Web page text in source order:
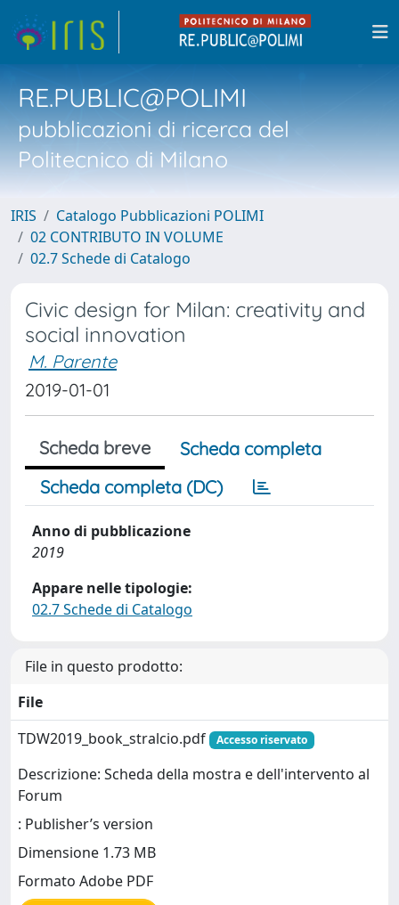
RE.PUBLIC@POLIMI
pubblicazioni di ricerca del
Politecnico di Milano
IRIS
Catalogo Pubblicazioni POLIMI
02 CONTRIBUTO IN VOLUME
02.7 Schede di Catalogo
Civic design for Milan: creativity and
social innovation
M. Parente
2019-01-01
Scheda breve
Scheda completa
Scheda completa (DC)
Anno di pubblicazione
2019
Appare nelle tipologie:
02.7 Schede di Catalogo
File in questo prodotto:
File
TDW2019_book_stralcio.pdf
Accesso riservato
Descrizione: Scheda della mostra e dell'intervento al
Forum
: Publisher’s version
Dimensione 1.73 MB
Formato Adobe PDF